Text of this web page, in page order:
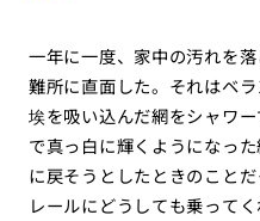
一年に一度、家中の汚れを
難所に直面した。それはベ
埃を吸い込んだ網をシャワ
で真っ白に輝くようになっ
に戻そうとしたときのこと
レールにどうしても乗って